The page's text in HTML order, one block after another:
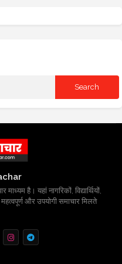
है। यहां नागरिकों, विद्यार्थियों,
और उपयोगी समाचार मिलते